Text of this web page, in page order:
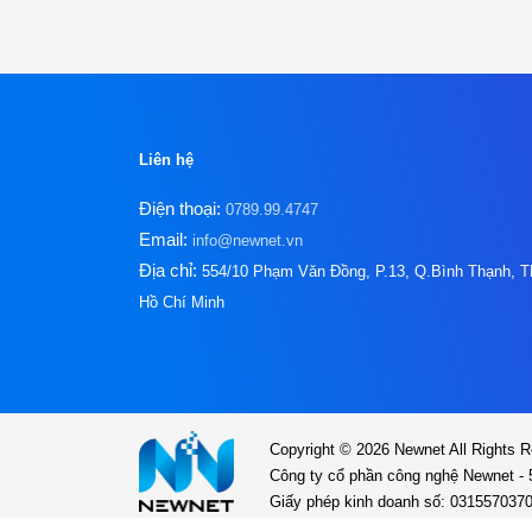
Liên hệ
Điện thoại: 0789.99.4747
Email: info@newnet.vn
Địa chỉ: 554/10 Phạm Văn Đồng, P.13, Q.Bình Thạnh,
Hồ Chí Minh
Copyright © 2026 Newnet All Rights
Công ty cổ phần công nghệ Newnet
Giấy phép kinh doanh số: